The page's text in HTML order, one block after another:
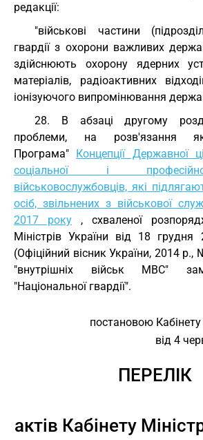
редакції:
"військові частини
гвардії з охорони важливих
здійснюють охорону ядерних
матеріалів, радіоактивних
іонізуючого випромінювання
28. В абзаці другому
проблеми, на розв'язання
Програма" Концепції Державної
соціальної і
військовослужбовців, які
осіб, звільнених з військової
2017 року , схваленої
Міністрів України від 18
(Офіційний вісник України, 2014
"внутрішніх військ МВС"
"Національної гвардії".
постановою Кабінету
від 4
ПЕРЕЛІК
актів Кабінету